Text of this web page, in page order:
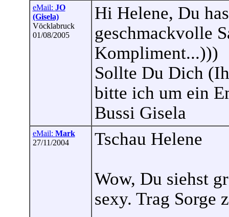
eMail: JO
(Gisela)
Vöcklabruck
01/08/2005
Hi Helene, Du
geschmackvolle
Kompliment...)))
Sollte Du Dich
bitte ich um ein
Bussi Gisela
eMail: Mark
27/11/2004
Tschau Helene
Wow, Du siehst
sexy. Trag Sorge